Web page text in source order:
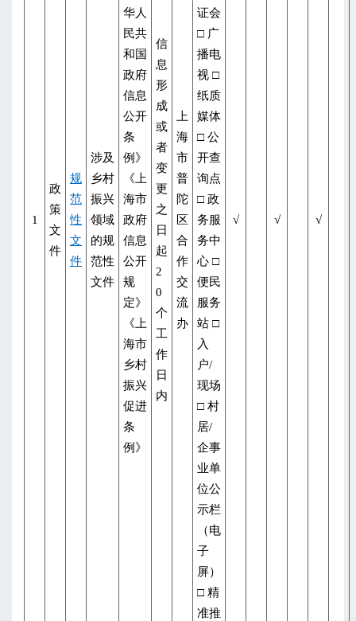
1
政
策
文
件
规
范
性
文
件
涉及
乡村
振兴
领域
的规
范性
文件
华人
民共
和国
政府
信息
公开
条
例》
《上
海市
政府
信息
公开
规
定》
《上
海市
乡村
振兴
促进
条
例》
信
息
形
成
或
者
变
更
之
日
起
2
0
个
工
作
日
内
上
海
市
普
陀
区
合
作
交
流
办
证会
□ 广
播电
视 □
纸质
媒体
□ 公
开查
询点
□ 政
务服
务中
心 □
便民
服务
站 □
入
户/
现场
□ 村
居/
企事
业单
位公
示栏
（电
子
屏）
□ 精
准推
√ √ √